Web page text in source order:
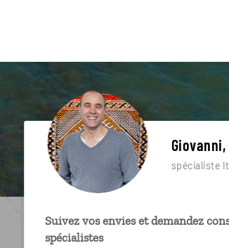
Giovanni,
spécialiste
Suivez vos envies et demandez
spécialistes